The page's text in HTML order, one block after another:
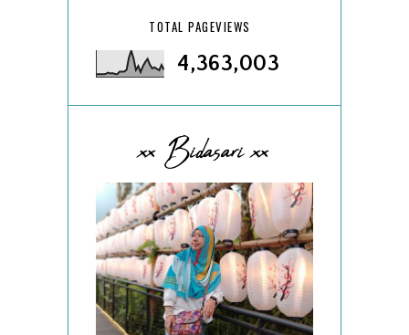
TOTAL PAGEVIEWS
4,363,003
xx Bidasari xx